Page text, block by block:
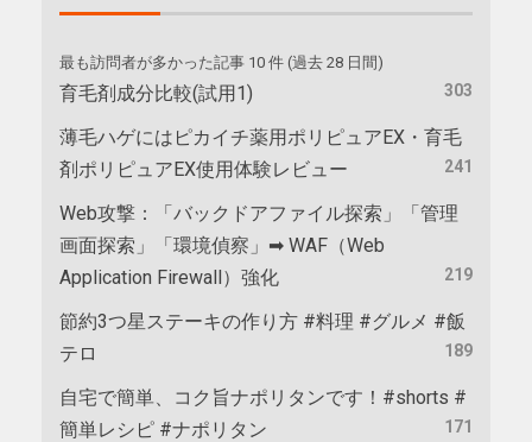
最も訪問者が多かった記事 10 件 (過去 28 日間)
育毛剤成分比較(試用1) 303
薄毛ハゲにはピカイチ薬用ポリピュアEX・育毛
剤ポリピュアEX使用体験レビュー
241
Web攻撃：「バックドアファイル探索」「管理
画面探索」「環境偵察」➡ WAF（Web
Application Firewall）強化
219
節約3つ星ステーキの作り方 #料理 #グルメ #飯
テロ
189
自宅で簡単、コク旨ナポリタンです！#shorts #
簡単レシピ #ナポリタン
171